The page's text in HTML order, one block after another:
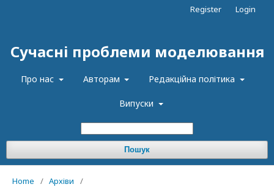
Сучасні проблеми моделювання
Про нас Авторам Редакційна політика
Випуски
Пошук
Register Login
Home / Архіви
/